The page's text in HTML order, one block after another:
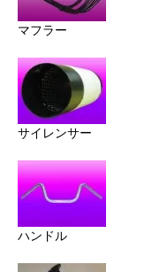
マフラー
サイレンサー
ハンドル